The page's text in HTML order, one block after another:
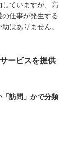
ていますが、高
仕事が発生する
はありません。
ービスを提供
「訪問」かで分類